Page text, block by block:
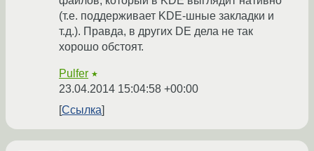
(т.е. поддерживает KDE-шные закладки и
т.д.). Правда, в других DE дела не так
хорошо обстоят.
Pulfer ★
23.04.2014 15:04:58 +00:00
Ссылка